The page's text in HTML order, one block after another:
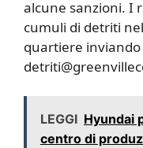
alcune sanzioni. I
cumuli di detriti
quartiere inviando
LEGGI Hyundai
centro di